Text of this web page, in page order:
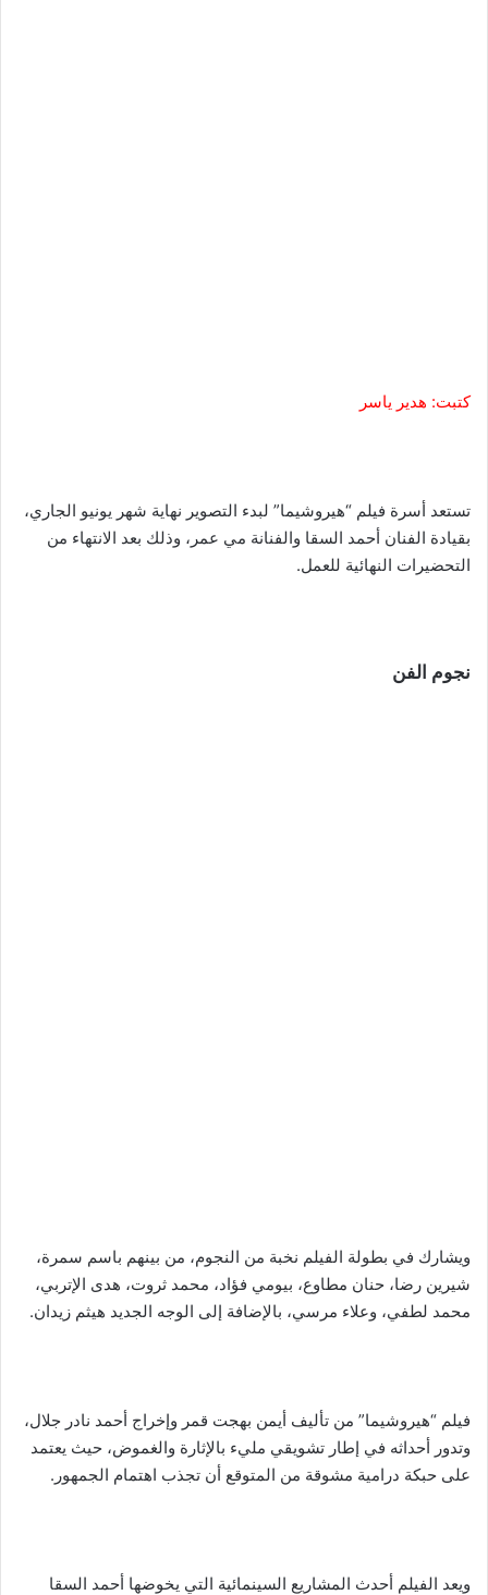
كتبت: هدير ياسر
تستعد أسرة فيلم “هيروشيما” لبدء التصوير نهاية شهر يونيو الجاري،
بقيادة الفنان أحمد السقا والفنانة مي عمر، وذلك بعد الانتهاء من
التحضيرات النهائية للعمل.
نجوم الفن
ويشارك في بطولة الفيلم نخبة من النجوم، من بينهم باسم سمرة،
شيرين رضا، حنان مطاوع، بيومي فؤاد، محمد ثروت، هدى الإتربي،
محمد لطفي، وعلاء مرسي، بالإضافة إلى الوجه الجديد هيثم زيدان.
فيلم “هيروشيما” من تأليف أيمن بهجت قمر وإخراج أحمد نادر جلال،
وتدور أحداثه في إطار تشويقي مليء بالإثارة والغموض، حيث يعتمد
على حبكة درامية مشوقة من المتوقع أن تجذب اهتمام الجمهور.
ويعد الفيلم أحدث المشاريع السينمائية التي يخوضها أحمد السقا